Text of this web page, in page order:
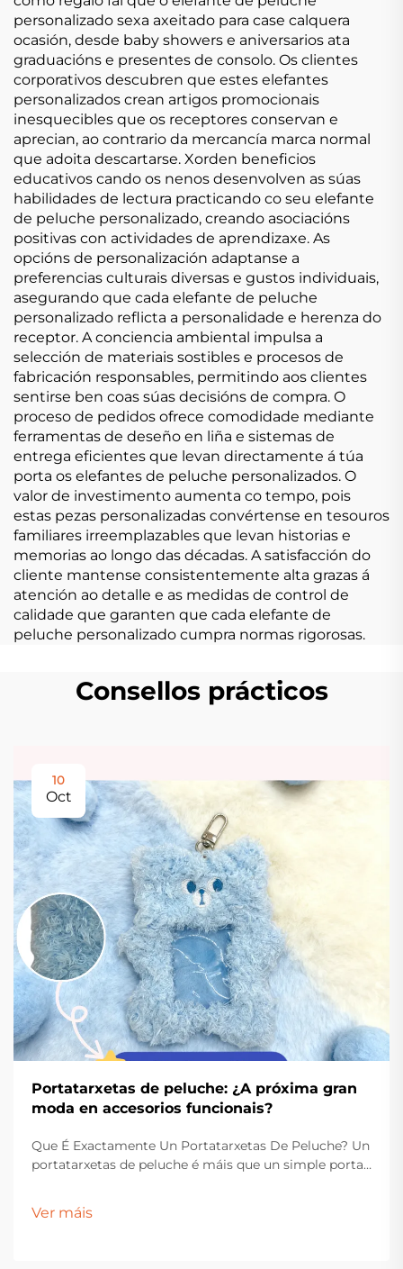
personalizado sexa axeitado para case calquera
ocasión, desde baby showers e aniversarios ata
graduacións e presentes de consolo. Os clientes
corporativos descubren que estes elefantes
personalizados crean artigos promocionais
inesquecibles que os receptores conservan e
aprecian, ao contrario da mercancía marca normal
que adoita descartarse. Xorden beneficios
educativos cando os nenos desenvolven as súas
habilidades de lectura practicando co seu elefante
de peluche personalizado, creando asociacións
positivas con actividades de aprendizaxe. As
opcións de personalización adaptanse a
preferencias culturais diversas e gustos individuais,
asegurando que cada elefante de peluche
personalizado reflicta a personalidade e herenza do
receptor. A conciencia ambiental impulsa a
selección de materiais sostibles e procesos de
fabricación responsables, permitindo aos clientes
sentirse ben coas súas decisións de compra. O
proceso de pedidos ofrece comodidade mediante
ferramentas de deseño en liña e sistemas de
entrega eficientes que levan directamente á túa
porta os elefantes de peluche personalizados. O
valor de investimento aumenta co tempo, pois
estas pezas personalizadas convértense en tesouros
familiares irreemplazables que levan historias e
memorias ao longo das décadas. A satisfacción do
cliente mantense consistentemente alta grazas á
atención ao detalle e as medidas de control de
calidade que garanten que cada elefante de
peluche personalizado cumpra normas rigorosas.
Consellos prácticos
10
Oct
Portatarxetas de peluche: ¿A próxima gran
moda en accesorios funcionais?
Que É Exactamente Un Portatarxetas De Peluche? Un
portatarxetas de peluche é máis que un simple porta
día a día. Feito con materiais suaves como o veludo, o
Ver máis